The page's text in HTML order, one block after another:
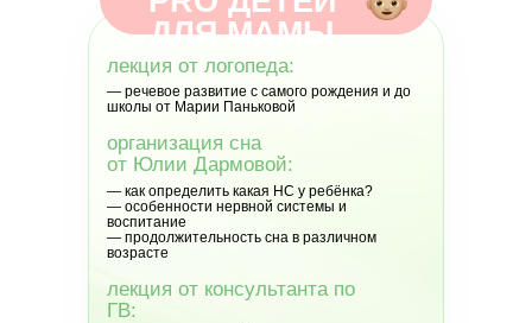
CLUB
ДЛЯ МАМЫ
лекция от логопеда:
— речевое развитие с самого рождения и до
школы от Марии Паньковой
организация сна
от Юлии Дармовой:
— как определить какая НС у ребёнка?
— особенности нервной системы и
воспитание
— продолжительность сна в различном
возрасте
лекция от консультанта по
ГВ: